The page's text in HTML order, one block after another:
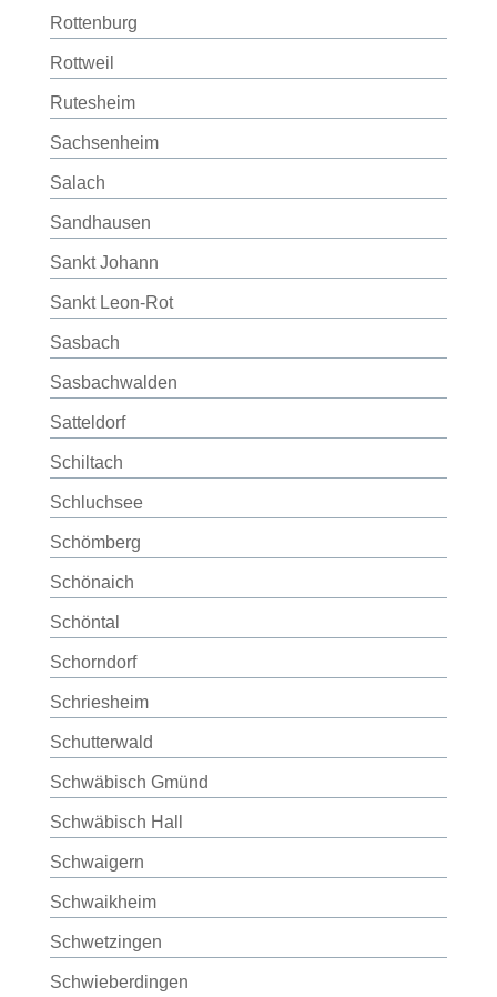
Rottenburg
Rottweil
Rutesheim
Sachsenheim
Salach
Sandhausen
Sankt Johann
Sankt Leon-Rot
Sasbach
Sasbachwalden
Satteldorf
Schiltach
Schluchsee
Schömberg
Schönaich
Schöntal
Schorndorf
Schriesheim
Schutterwald
Schwäbisch Gmünd
Schwäbisch Hall
Schwaigern
Schwaikheim
Schwetzingen
Schwieberdingen